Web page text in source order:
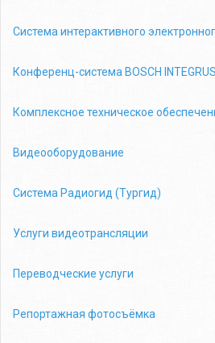
Система интерактивного
Конференц-система BOSCH INTEGRUS
Комплексное техническое
Видеооборудование
Система Радиогид (Тургид)
Услуги видеотрансляции
Переводческие услуги
Репортажная фотосъёмка